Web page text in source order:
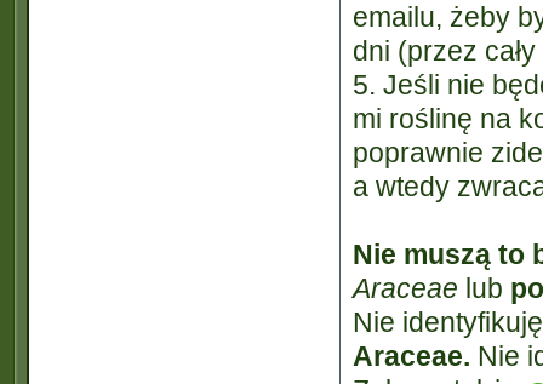
emailu, żeby
dni (przez
5. Jeśli nie
mi roślinę na
poprawnie
a wtedy
Nie muszą to
Araceae lub
Nie
Araceae. Nie